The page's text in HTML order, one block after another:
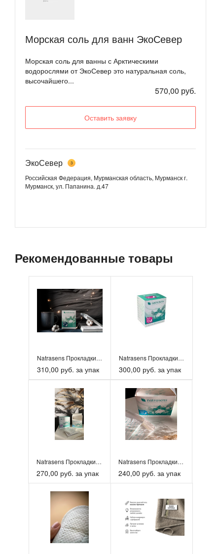
Морская соль для ванн ЭкоСевер
Морская соль для ванны с Арктическими
водорослями от ЭкоСевер это натуральная соль,
высочайшего...
570,00 руб.
Оставить заявку
ЭкоСевер 3
Российская Федерация, Мурманская область, Мурманскг.
Мурманск, ул. Папанина. д.47
Рекомендованные товары
Natrasens Прокладки гигиенические биоразлагаемые ультрато...
310,00 руб. за упак
Natrasens Прокладки гигиенические биоразлагаемые ультрато...
300,00 руб. за упак
Natrasens Прокладки гигиенические биоразлагаемые ультрато...
270,00 руб. за упак
​Natrasens Прокладки гигиенические биоразлагаемые ультрат...
240,00 руб. за упак